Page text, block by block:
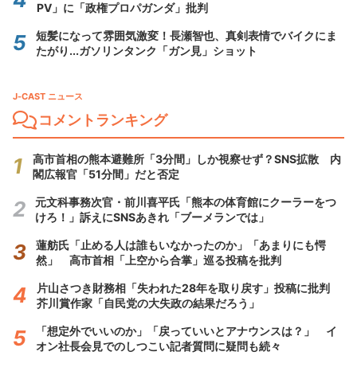
PV」に「政権プロパガンダ」批判
短髪になって雰囲気激変！長瀬智也、真剣表情でバイクにま
たがり...ガソリンタンク「ガン見」ショット
J-CAST ニュース
コメントランキング
高市首相の熊本避難所「3分間」しか視察せず？SNS拡散 内
閣広報官「51分間」だと否定
元文科事務次官・前川喜平氏「熊本の体育館にクーラーをつ
けろ！」訴えにSNSあきれ「ブーメランでは」
蓮舫氏「止める人は誰もいなかったのか」「あまりにも愕
然」 高市首相「上空から合掌」巡る投稿を批判
片山さつき財務相「失われた28年を取り戻す」投稿に批判
芥川賞作家「自民党の大失政の結果だろう」
「想定外でいいのか」「戻っていいとアナウンスは？」 イ
オン社長会見でのしつこい記者質問に疑問も続々